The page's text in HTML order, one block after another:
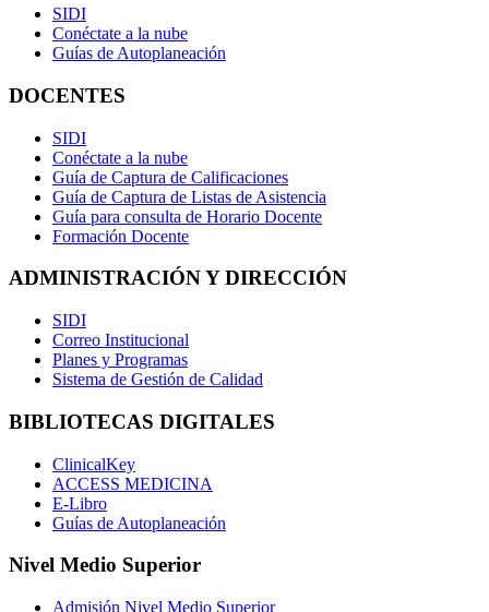
SIDI
Conéctate a la nube
Guías de Autoplaneación
DOCENTES
SIDI
Conéctate a la nube
Guía de Captura de Calificaciones
Guía de Captura de Listas de Asistencia
Guía para consulta de Horario Docente
Formación Docente
ADMINISTRACIÓN Y DIRECCIÓN
SIDI
Correo Institucional
Planes y Programas
Sistema de Gestión de Calidad
BIBLIOTECAS DIGITALES
ClinicalKey
ACCESS MEDICINA
E-Libro
Guías de Autoplaneación
Nivel Medio Superior
Admisión Nivel Medio Superior